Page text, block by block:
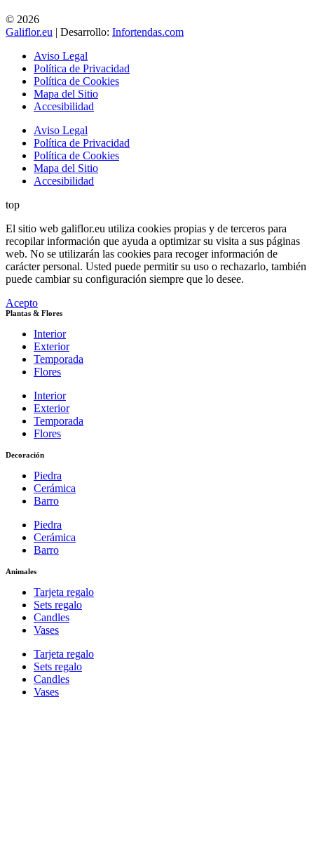
© 2026
Galiflor.eu | Desarrollo: Infortendas.com
Aviso Legal
Política de Privacidad
Política de Cookies
Mapa del Sitio
Accesibilidad
Aviso Legal
Política de Privacidad
Política de Cookies
Mapa del Sitio
Accesibilidad
top
El sitio web galiflor.eu utiliza cookies propias y de terceros para
recopilar información que ayuda a optimizar su visita a sus páginas
web. No se utilizarán las cookies para recoger información de
carácter personal. Usted puede permitir su uso o rechazarlo, también
puede cambiar su configuración siempre que lo desee.
Acepto
Plantas & Flores
Interior
Exterior
Temporada
Flores
Interior
Exterior
Temporada
Flores
Decoración
Piedra
Cerámica
Barro
Piedra
Cerámica
Barro
Animales
Tarjeta regalo
Sets regalo
Candles
Vases
Tarjeta regalo
Sets regalo
Candles
Vases